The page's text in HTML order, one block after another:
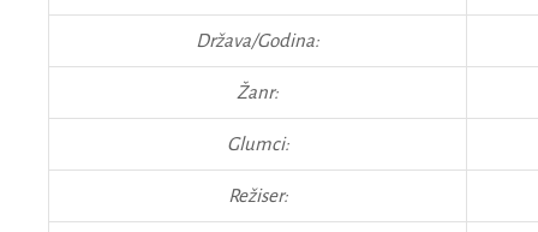
Država/Godina:
Žanr:
Glumci:
Režiser: